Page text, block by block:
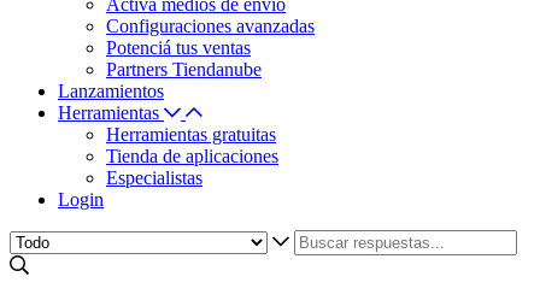
Activá medios de envío
Configuraciones avanzadas
Potenciá tus ventas
Partners Tiendanube
Lanzamientos
Herramientas
Herramientas gratuitas
Tienda de aplicaciones
Especialistas
Login